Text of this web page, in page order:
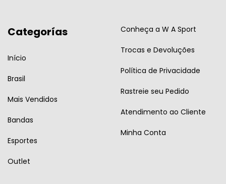
Categorías
Início
Brasil
Mais Vendidos
Bandas
Esportes
Outlet
Conheça a W A Sport
Trocas e Devoluções
Política de Privacidade
Rastreie seu Pedido
Atendimento ao Cliente
Minha Conta